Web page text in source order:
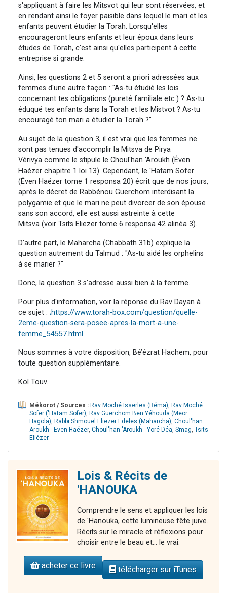
s'appliquant à faire les Mitsvot qui leur sont réservées, et
en rendant ainsi le foyer paisible dans lequel le mari et les
enfants peuvent étudier la Torah. Lorsqu'elles
encourageront leurs enfants et leur époux dans leurs
études de Torah, c'est ainsi qu'elles participent à cette
entreprise si grande.
Ainsi, les questions 2 et 5 seront a priori adressées aux
femmes d'une autre façon : "As-tu étudié les lois
concernant tes obligations (pureté familiale etc.) ? As-tu
éduqué tes enfants dans la Torah et les Mistvot ? As-tu
encouragé ton mari a étudier la Torah ?"
Au sujet de la question 3, il est vrai que les femmes ne
sont pas tenues d'accomplir la Mitsva de Pirya
Vérivya comme le stipule le Choul'han 'Aroukh (Éven
Haézer chapitre 1 loi 13). Cependant, le 'Hatam Sofer
(Éven Haézer tome 1 responsa 20) écrit que de nos jours,
après le décret de Rabbénou Guerchom interdisant la
polygamie et que le mari ne peut divorcer de son épouse
sans son accord, elle est aussi astreinte à cette
Mitsva (voir Tsits Eliezer tome 6 responsa 42 alinéa 3).
D'autre part, le Maharcha (Chabbath 31b) explique la
question autrement du Talmud : "As-tu aidé les orphelins
à se marier ?"
Donc, la question 3 s'adresse aussi bien à la femme.
Pour plus d'information, voir la réponse du Rav Dayan à
ce sujet : ;https://www.torah-box.com/question/quelle-
2eme-question-sera-posee-apres-la-mort-a-une-
femme_54557.html
Nous sommes à votre disposition, Bé’ézrat Hachem, pour
toute question supplémentaire.
Kol Touv.
Mékorot / Sources : Rav Moché Isserles (Réma), Rav Moché
Sofer ('Hatam Sofer), Rav Guerchom Ben Yéhouda (Meor
Hagola), Rabbi Shmouel Eliezer Edeles (Maharcha), Choul'han
Aroukh - Even Haézer, Choul'han 'Aroukh - Yoré Déa, Smag, Tsits
Eliézer.
Lois & Récits de
'HANOUKA
Comprendre le sens et appliquer les lois
de 'Hanouka, cette lumineuse fête juive.
Récits sur le miracle et réflexions pour
choisir entre le beau et... le vrai.
acheter ce livre télécharger sur iTunes